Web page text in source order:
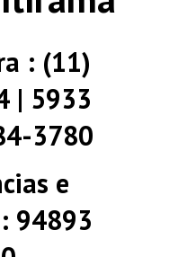
: (11)
| 5933
3780
e
94893